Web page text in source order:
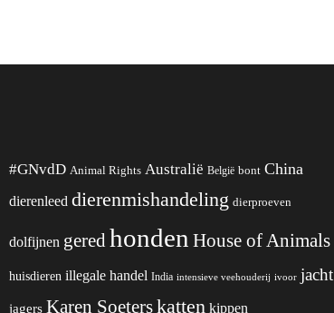
#GNvdD Animal Rights Australië België bont China
dierenleed dierenmishandeling dierproeven
dolfijnen gered honden House of Animals
huisdieren illegale handel India intensieve veehouderij ivoor jacht
jagers Karen Soeterskatten kippen